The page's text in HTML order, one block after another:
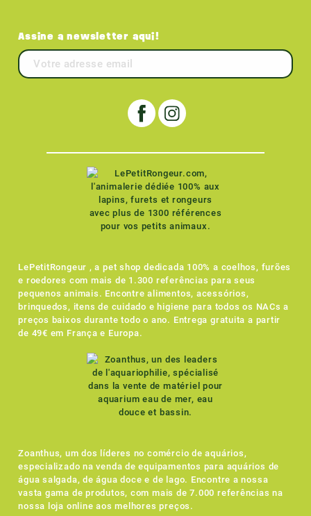
Assine a newsletter aqui!
LePetitRongeur , a pet shop dedicada 100% a coelhos, furões
e roedores com mais de 1.300 referências para seus
pequenos animais. Encontre alimentos, acessórios,
brinquedos, itens de cuidado e higiene para todos os NACs a
preços baixos durante todo o ano. Entrega gratuita a partir
de 49€ em França e Europa.
Zoanthus, um dos líderes no comércio de aquários,
especializado na venda de equipamentos para aquários de
água salgada, de água doce e de lago. Encontre a nossa
vasta gama de produtos, com mais de 7.000 referências na
nossa loja online aos melhores preços.